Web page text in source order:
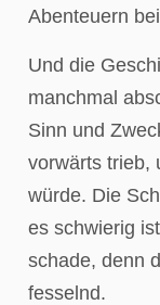
Abenteuern
Und die
manchmal
Sinn und
vorwärts trieb,
würde. Die
es schwierig
schade, denn
fesselnd.